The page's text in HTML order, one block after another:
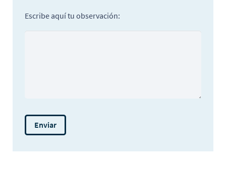
Escribe aquí tu observación: